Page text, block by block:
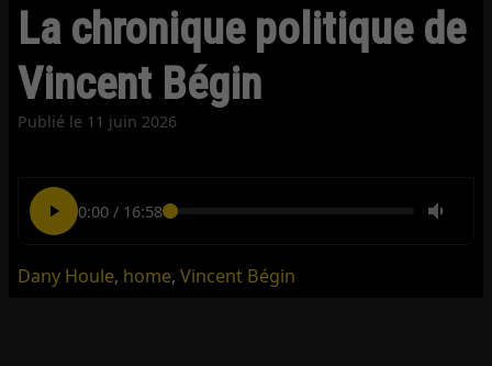
La chronique politique de
Vincent Bégin
Publié le 11 juin 2026
0:00/ 16:58
Dany Houle, home,Vincent Bégin